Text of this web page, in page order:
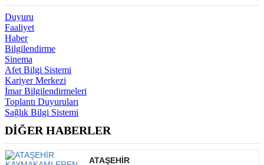
Duyuru
Faaliyet
Haber
Bilgilendirme
Sinema
Afet Bilgi Sistemi
Kariyer Merkezi
İmar Bilgilendirmeleri
Toplantı Duyuruları
Sağlık Bilgi Sistemi
DİĞER HABERLER
ATAŞEHİR